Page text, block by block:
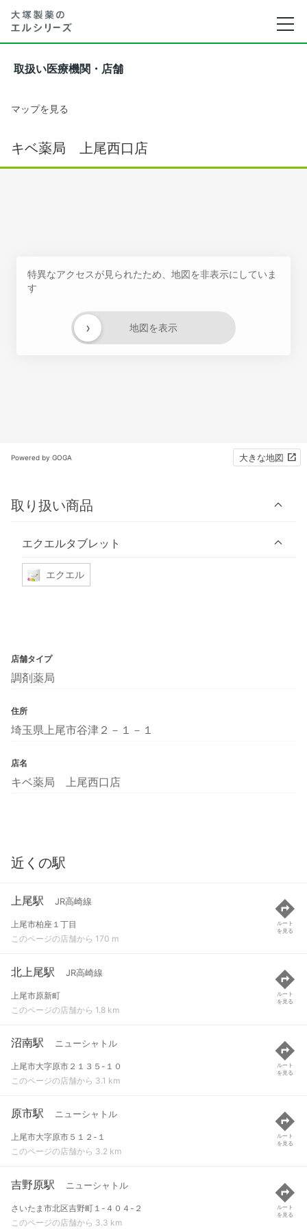
取扱い医療機関・店舗
マップを見る
キベ薬局 上尾西口店
特異なアクセスが見られたため、地図を非表示にしていま
す
地図を表示
›
Powered by GOGA 大きな地図
取り扱い商品
エクエルタブレット
エクエル
店舗タイプ
調剤薬局
住所
埼玉県上尾市谷津２－１－１
店名
キベ薬局 上尾西口店
近くの駅
上尾駅 JR高崎線
上尾市柏座１丁目
このページの店舗から 170 m
ルート
を見る
北上尾駅 JR高崎線
上尾市原新町
このページの店舗から 1.8 km
ルート
を見る
沼南駅 ニューシャトル
上尾市大字原市２１３５-１０
このページの店舗から 3.1 km
ルート
を見る
原市駅 ニューシャトル
上尾市大字原市５１２-１
このページの店舗から 3.2 km
ルート
を見る
吉野原駅 ニューシャトル
さいたま市北区吉野町１-４０４-２
このページの店舗から 3.3 km
ルート
を見る